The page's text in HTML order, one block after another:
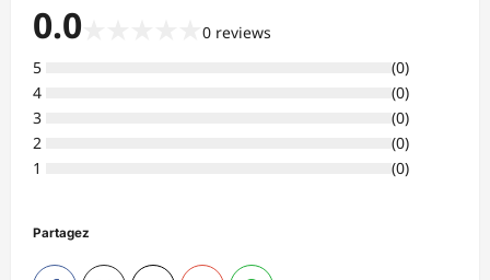
0.0 0 reviews
5
(0)
4
(0)
3
(0)
2
(0)
1
(0)
Partagez